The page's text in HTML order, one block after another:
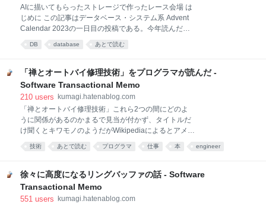
https://chromium.googlesource.com/chromium/src/+/H
EAD/third_party/leveldatabase/leveldb_chrome.h
LSM-Treeの典型的な実装の概要とその利点・欠点を整
理すると
AIに描いてもらったストレージで作ったレース会場 は
じめに この記事はデータベース・システム系 Advent
Calendar 2023の一日目の投稿である。今年読んだ論
文（今年書かれた論文とは限らない）の中で驚きや納
得があって良かったなぁと思った論文をいくつか紹介
なりチャットAIなりに叩き込めば誰でも内容の抽出は
できるので、こちらのブログ内では何故これが良いと
思ったかについて僕の主観に基づいて書いていく。僕
なって読んでみたら全然内容違うやんけ！と驚くとこ
ろまでがセットくらいの気軽なつもりで読んで欲し
い。 最初に紹介する論文は「When Database Meets
New Storage Devices: Understanding and Exposing
DB database あとで読む
「禅とオートバイ修理技術」をプログラマが読んだ -
Software Transactional Memo
210 users
kumagi.hatenablog.com
「禅とオートバイ修理技術」これら2つの間にどのよ
うに関係があるのかまるで見当が付かず、タイトルだ
け聞くとキワモノのようだがWikipediaによるとアメリ
カでは一番良く売れた哲学書とされている。 海外のエ
ンジニアのブログを読み漁っていた時にオススメされ
かったのでメモを残したい。と言ってもwikipediaで説
明されている内容を改めて説明しても面白くないので
ソフトウェアエンジニアとして響いた部分を引用して
技術 あとで読む プログラマ 仕事 本 engineer
徐々に高度になるリングバッファの話 - Software
Transactional Memo
551 users
kumagi.hatenablog.com